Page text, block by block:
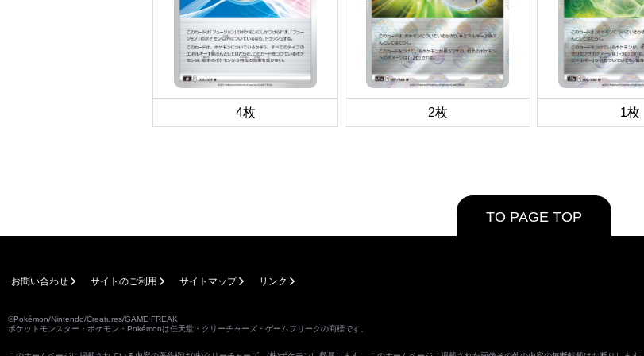
4枚 2枚 1枚
TO PAGE TOP
お問い合わせ サイトのご利用 サイトマップ リンク
©Pokémon/Nintendo/Creatures/GAME FREAK
ポケットモンスター・ポケモン・Pokémonは任天堂・クリーチャーズ・ゲームフリークの商標です。